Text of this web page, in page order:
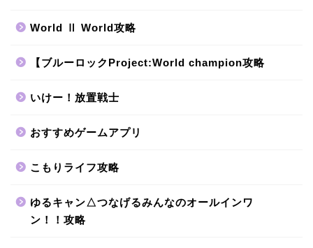
World Ⅱ World攻略
【ブルーロックProject:World champion攻略
いけー！放置戦士
おすすめゲームアプリ
こもりライフ攻略
ゆるキャン△つなげるみんなのオールインワ
ン！！攻略